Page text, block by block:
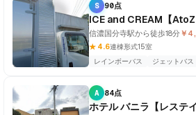
S 90点
ICE and CREAM【AtoZ
信濃国分寺駅から徒歩18分￥
★ 4.6連棟形式15室
レインボーバス
ジェットバス
A 84点
ホテル バニラ【レステ